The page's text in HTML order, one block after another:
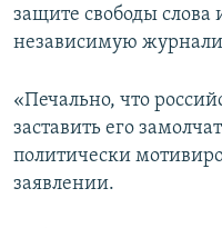
защите свободы
независимую
«Печально, что
заставить его
политически
заявлении.